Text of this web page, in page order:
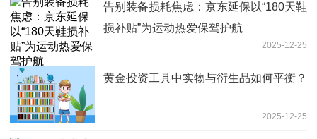
告别装备损耗焦虑：京东延保以“180天鞋
损补贴”为运动热爱保驾护航
2025-12-25
黄金投资工具中实物与衍生品如何平衡？
2025-12-25